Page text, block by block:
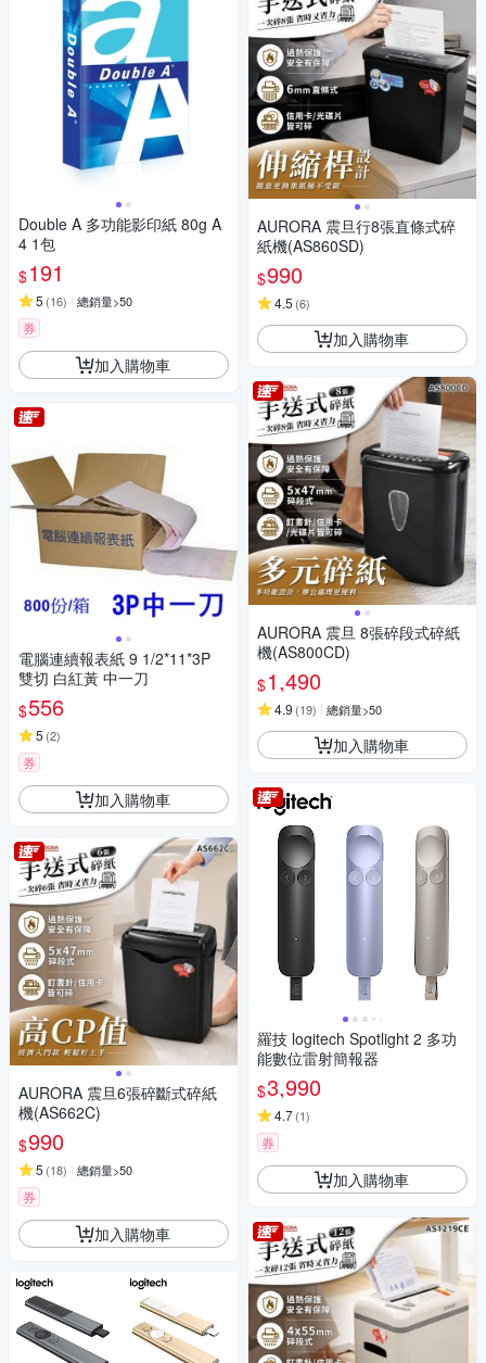
Double A 多功能影印紙 80g A
4 1包
$191
5 (16) 總銷量>50
券
加入購物車
電腦連續報表紙 9 1/2*11*3P
雙切 白紅黃 中一刀
$556
5 (2)
券
加入購物車
AURORA 震旦6張碎斷式碎紙
機(AS662C)
$990
5 (18) 總銷量>50
券
加入購物車
AURORA 震旦行8張直條式碎
紙機(AS860SD)
$990
4.5 (6)
加入購物車
AURORA 震旦 8張碎段式碎紙
機(AS800CD)
$1,490
4.9 (19) 總銷量>50
加入購物車
羅技 logitech Spotlight 2 多功
能數位雷射簡報器
$3,990
4.7(1)
券
加入購物車